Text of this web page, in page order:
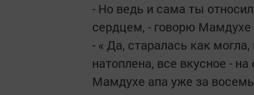
- Но ведь и сама ты
сердцем, - говорю Мамдухе
- « Да, старалась как
натоплена, все вкусное -
Мамдухе апа уже за